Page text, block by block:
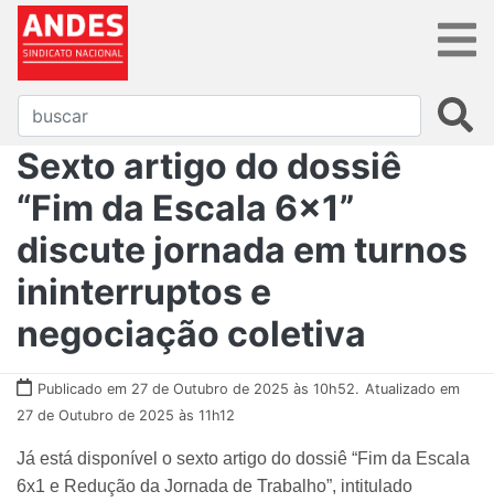
Sexto artigo do dossiê
“Fim da Escala 6x1”
discute jornada em turnos
ininterruptos e
negociação coletiva
Publicado em 27 de Outubro de 2025 às 10h52. Atualizado em
27 de Outubro de 2025 às 11h12
Já está disponível o sexto artigo do dossiê “Fim da Escala
6x1 e Redução da Jornada de Trabalho”, intitulado